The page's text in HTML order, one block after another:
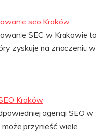
seo Kraków
SEO w Krakowie to
zyskuje na znaczeniu w
Kraków
agencji SEO w
może przynieść wiele